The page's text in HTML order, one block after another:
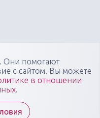
медицинских
конгрессов, форумов,
мастер-классов в
повышающих
всегда готовы ответить
Они помогают
с сайтом. Вы можете
в отношении
.